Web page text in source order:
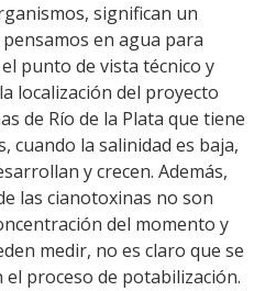
significan un
en agua para
punto de vista técnico y
localización del proyecto
de Río de la Plata que tiene
cuando la salinidad es baja,
y crecen. Además,
las cianotoxinas no son
del momento y
medir, no es claro que se
proceso de potabilización.